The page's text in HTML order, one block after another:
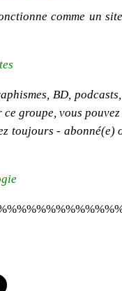
comme un
BD,
groupe, vous
toujours - abonné(e)